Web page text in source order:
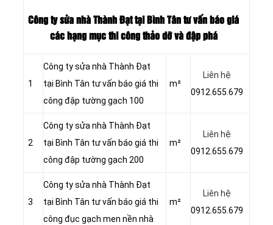
Công ty sửa nhà Thành Đạt tại Bình Tân tư vấn báo giá
các hạng mục thi công thảo dỡ và đập phá
1
Công ty sửa nhà Thành Đạt
tại Bình Tân tư vấn báo giá thi
công đập tường gạch 100
m²
Liên hệ
0912.655.679
2
Công ty sửa nhà Thành Đạt
tại Bình Tân tư vấn báo giá thi
công đập tường gạch 200
m²
Liên hệ
0912.655.679
3
Công ty sửa nhà Thành Đạt
tại Bình Tân tư vấn báo giá thi
công đục gạch men nền nhà
m²
Liên hệ
0912.655.679